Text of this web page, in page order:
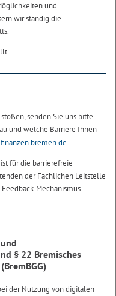
und
wir ständig die
senden Sie uns bitte
und welche Barriere Ihnen
.
für die barrierefreie
der Fachlichen Leitstelle
Mechanismus
§ 22 Bremisches
BremBGG)
der Nutzung von digitalen